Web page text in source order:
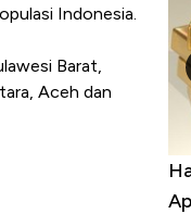
Indonesia.
Barat,
Aceh dan